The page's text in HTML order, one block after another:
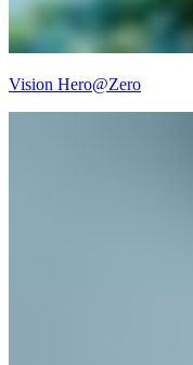
Vision Hero@Zero